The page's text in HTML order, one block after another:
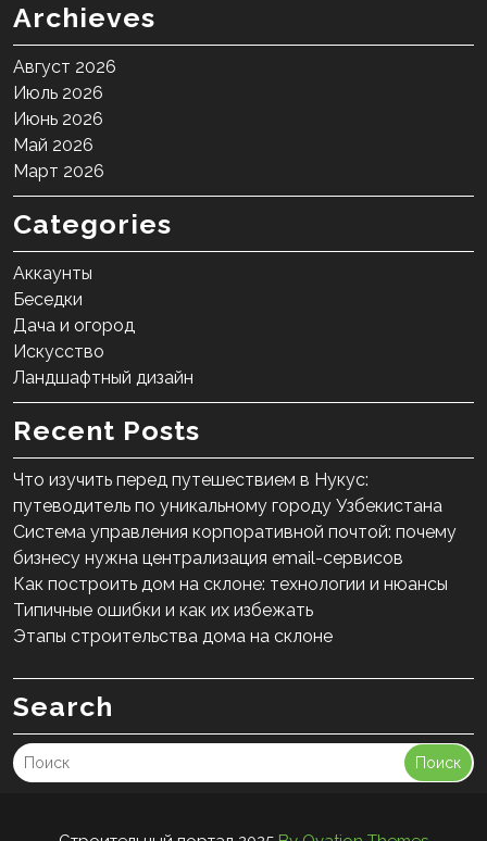
Archieves
Август 2026
Июль 2026
Июнь 2026
Май 2026
Март 2026
Categories
Аккаунты
Беседки
Дача и огород
Искусство
Ландшафтный дизайн
Recent Posts
Что изучить перед путешествием в Нукус:
путеводитель по уникальному городу Узбекистана
Система управления корпоративной почтой: почему
бизнесу нужна централизация email-сервисов
Как построить дом на склоне: технологии и нюансы
Типичные ошибки и как их избежать
Этапы строительства дома на склоне
Search
Поиск